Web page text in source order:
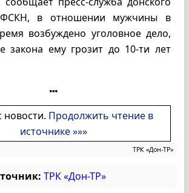
ФСКН, в отношении мужчины в
возбуждено уголовное дело,
закона ему грозит до 10-ти лет
новости. Продолжить чтение в
источнике »»»
ТРК «Дон-ТР»
ТРК «Дон-ТР»